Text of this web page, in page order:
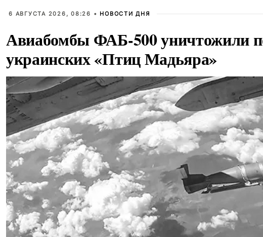
6 АВГУСТА 2026, 08:26 • НОВОСТИ ДНЯ
Авиабомбы ФАБ-500 уничтожили
украинских «Птиц Мадьяра»